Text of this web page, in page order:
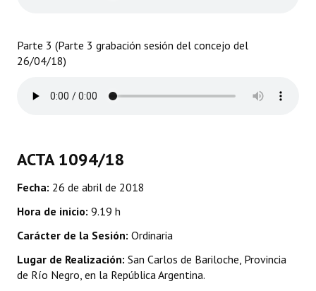
Proyectos Presentados
Dictámenes Asesoría Letrada
Actas de Sesión
Ejecución Presupuestaria
Actas de Audiencias Públicas
NORMATIVA
Declaraciones
Parte 3 (Parte 3 grabación sesión del concejo del
26/04/18)
ACTA 1094/18
Fecha: 26 de abril de 2018
Hora de inicio: 9.19 h
Carácter de la Sesión: Ordinaria
Lugar de Realización: San Carlos de Bariloche, Provincia
de Río Negro, en la República Argentina.